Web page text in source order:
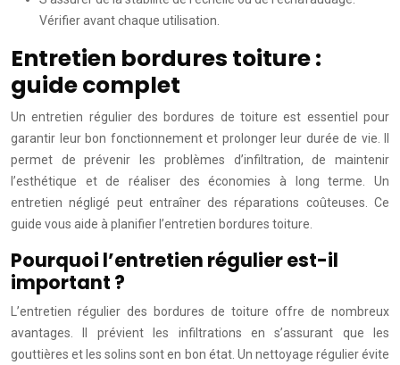
Vérifier avant chaque utilisation.
Entretien bordures toiture :
guide complet
Un entretien régulier des bordures de toiture est essentiel pour
garantir leur bon fonctionnement et prolonger leur durée de vie. Il
permet de prévenir les problèmes d’infiltration, de maintenir
l’esthétique et de réaliser des économies à long terme. Un
entretien négligé peut entraîner des réparations coûteuses. Ce
guide vous aide à planifier l’entretien bordures toiture.
Pourquoi l’entretien régulier est-il
important ?
L’entretien régulier des bordures de toiture offre de nombreux
avantages. Il prévient les infiltrations en s’assurant que les
gouttières et les solins sont en bon état. Un nettoyage régulier évite